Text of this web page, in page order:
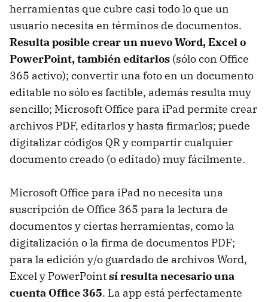
herramientas que cubre casi todo lo que un
usuario necesita en términos de documentos.
Resulta posible crear un nuevo Word, Excel o
PowerPoint, también editarlos (sólo con Office
365 activo); convertir una foto en un documento
editable no sólo es factible, además resulta muy
sencillo; Microsoft Office para iPad permite crear
archivos PDF, editarlos y hasta firmarlos; puede
digitalizar códigos QR y compartir cualquier
documento creado (o editado) muy fácilmente.
Microsoft Office para iPad no necesita una
suscripción de Office 365 para la lectura de
documentos y ciertas herramientas, como la
digitalización o la firma de documentos PDF;
para la edición y/o guardado de archivos Word,
Excel y PowerPointsí resulta necesario una
cuenta Office 365. La app está perfectamente